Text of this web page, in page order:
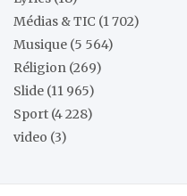
Médias & TIC (1 702)
Musique (5 564)
Réligion (269)
Slide (11 965)
Sport (4 228)
video (3)